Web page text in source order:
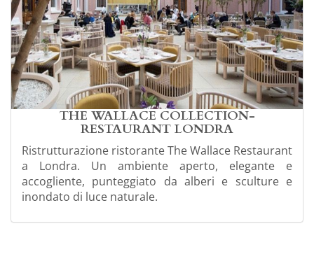
THE WALLACE COLLECTION-
RESTAURANT LONDRA
Ristrutturazione ristorante The Wallace Restaurant
a Londra. Un ambiente aperto, elegante e
accogliente, punteggiato da alberi e sculture e
inondato di luce naturale.